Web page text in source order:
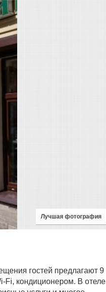
Лучшая фотография
гостей предлагают 9
Fi, кондиционером. В отеле